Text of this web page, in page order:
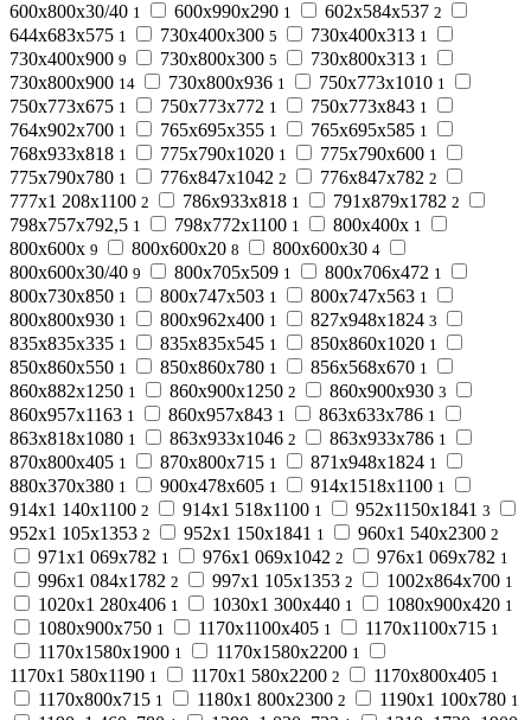
600х800х30/40 1 600х990х290 1 602х584х537 2
644х683х575 1 730х400х300 5 730х400х313 1
730х400х900 9 730х800х300 5 730х800х313 1
730х800х900 14 730х800х936 1 750х773х1010 1
750х773х675 1 750х773х772 1 750х773х843 1
764х902х700 1 765х695х355 1 765х695х585 1
768х933х818 1 775х790х1020 1 775х790х600 1
775х790х780 1 776х847х1042 2 776х847х782 2
777х1 208х1100 2 786х933х818 1 791х879х1782 2
798х757х792,5 1 798х772х1100 1 800х400х 1
800х600х 9 800х600х20 8 800х600х30 4
800х600х30/40 9 800х705х509 1 800х706х472 1
800х730х850 1 800х747х503 1 800х747х563 1
800х800х930 1 800х962х400 1 827х948х1824 3
835х835х335 1 835х835х545 1 850х860х1020 1
850х860х550 1 850х860х780 1 856х568х670 1
860х882х1250 1 860х900х1250 2 860х900х930 3
860х957х1163 1 860х957х843 1 863х633х786 1
863х818х1080 1 863х933х1046 2 863х933х786 1
870х800х405 1 870х800х715 1 871х948х1824 1
880х370х380 1 900х478х605 1 914х1518х1100 1
914х1 140х1100 2 914х1 518х1100 1 952х1150х1841 3
952х1 105х1353 2 952х1 150х1841 1 960х1 540х2300 2
971х1 069х782 1 976х1 069х1042 2 976х1 069х782 1
996х1 084х1782 2 997х1 105х1353 2 1002х864х700 1
1020х1 280х406 1 1030х1 300х440 1 1080х900х420 1
1080х900х750 1 1170х1100х405 1 1170х1100х715 1
1170х1580х1900 1 1170х1580х2200 1
1170х1 580х1190 1 1170х1 580х2200 2 1170х800х405 1
1170х800х715 1 1180х1 800х2300 2 1190х1 100х780 1